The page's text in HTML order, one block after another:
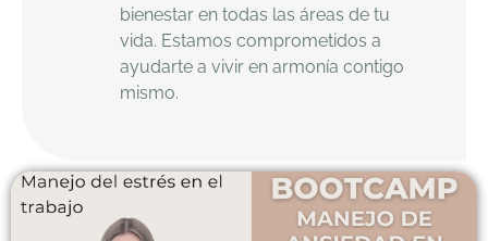
bienestar en todas las áreas de tu
vida. Estamos comprometidos a
ayudarte a vivir en armonía contigo
mismo.